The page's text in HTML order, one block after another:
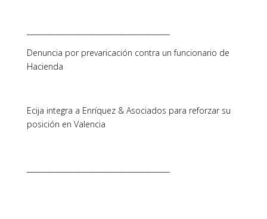
Denuncia por prevaricación contra un funcionario de
Hacienda
Ecija integra a Enríquez & Asociados para reforzar su
posición en Valencia